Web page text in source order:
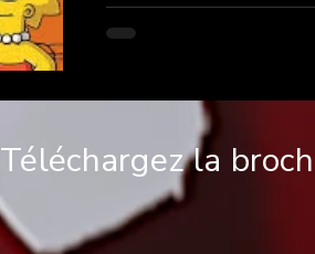
L'histoire fascinante
qu'elle révèle sur la psychologie des couleurs. "Une
Téléchargez la